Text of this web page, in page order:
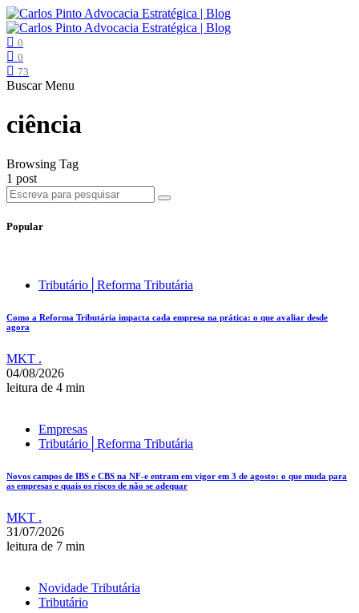
0
0
73
Buscar Menu
ciência
Browsing Tag
1 post
Popular
Tributário│Reforma Tributária
Como a Reforma Tributária impacta cada empresa na prática: o que avaliar desde
agora
MKT .
04/08/2026
leitura de 4 min
Empresas
Tributário│Reforma Tributária
Novos campos de IBS e CBS na NF-e entram em vigor em 3 de agosto: o que muda para
as empresas e quais os riscos de não se adequar
MKT .
31/07/2026
leitura de 7 min
Novidade Tributária
Tributário